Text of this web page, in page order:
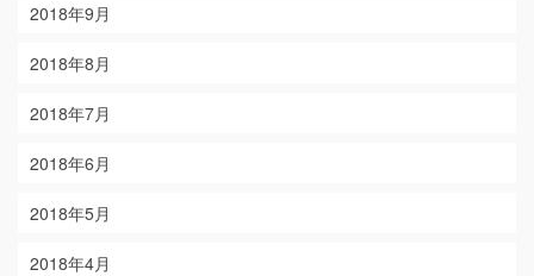
2018年9月
2018年8月
2018年7月
2018年6月
2018年5月
2018年4月